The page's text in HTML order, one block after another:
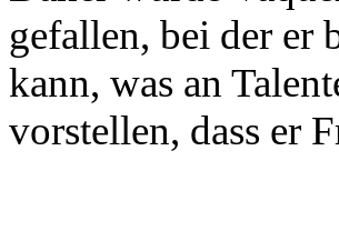
gefallen, bei der er
kann, was an
vorstellen, dass er